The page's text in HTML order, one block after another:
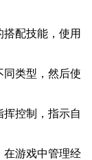
配技能，使用
同类型，然后使
控制，指示自
在游戏中管理经